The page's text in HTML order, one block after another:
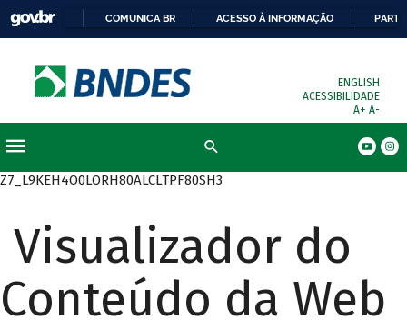
COMUNICA BR ACESSO À INFORMAÇÃO
ENGLISH
ACESSIBILIDADE
A+ A-
Z7_L9KEH4O0LORH80ALCLTPF80SH3
Visualizador do
Conteúdo da Web